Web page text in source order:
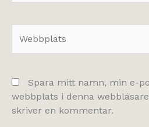
Spara mitt namn, min e-
webbplats i denna
skriver en kommentar.